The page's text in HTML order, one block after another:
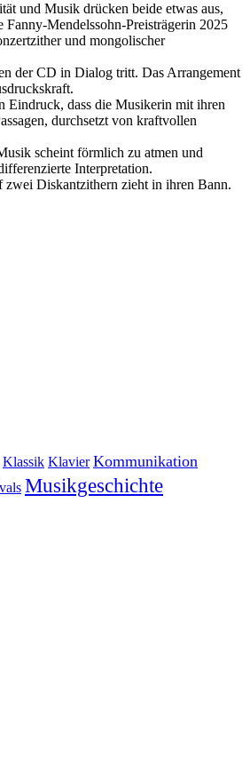
und Musik drücken beide etwas aus,
Mendelssohn-Preisträgerin 2025
und mongolischer
der CD in Dialog tritt. Das Arrangement
Eindruck, dass die Musikerin mit ihren
durchsetzt von kraftvollen
scheint förmlich zu atmen und
Interpretation.
zwei Diskantzithern zieht in ihren Bann.
Klassik Klavier Kommunikation
Musikgeschichte